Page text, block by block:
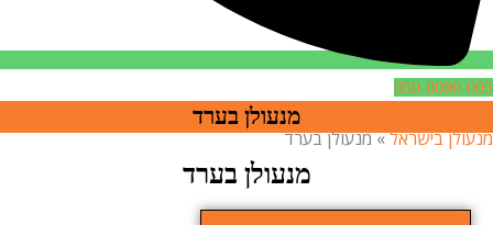
050-8090-005
מנעולן בערד
מנעולן בישראל»מנעולן בערד
מנעולן בערד